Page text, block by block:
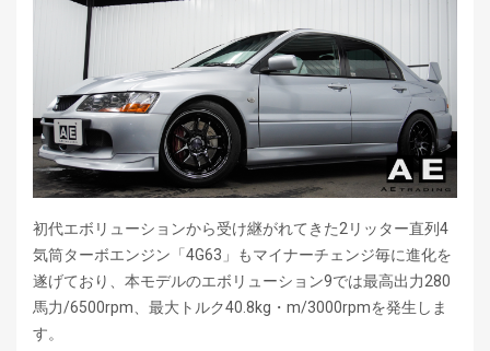
初代エボリューションから受け継がれてきた2リッター直列4
気筒ターボエンジン「4G63」もマイナーチェンジ毎に進化を
遂げており、本モデルのエボリューション9では最高出力280
馬力/6500rpm、最大トルク40.8kg・m/3000rpmを発生しま
す。